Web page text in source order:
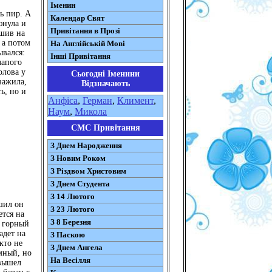
пир. А
и
на
а потом
у
но и
он
на
горный
на
не
но
Іменин
Календар Свят
Привітання в Прозі
На Англійській Мові
Інші Привітання
Сьогодні Іменини
Відзначають
Анфіса, Герман, Климент,
Наум, Микола
СМС Привітання
З Днем Народження
З Новим Роком
З Різдвом Христовим
З Днем Студента
З 14 Лютого
З 23 Лютого
З 8 Березня
З Паскою
З Днем Ангела
На Весілля